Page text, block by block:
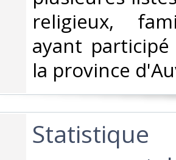
religieux,
ayant
la province
‎Statistique